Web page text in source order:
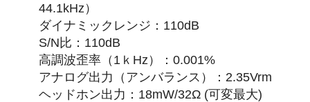
44.1kHz）
ダイナミックレンジ：110dB
S/N比：110dB
高調波歪率（1ｋHz）：0.001%
アナログ出力（アンバランス）：2.35Vrm
ヘッドホン出力：18mW/32Ω (可変最大)